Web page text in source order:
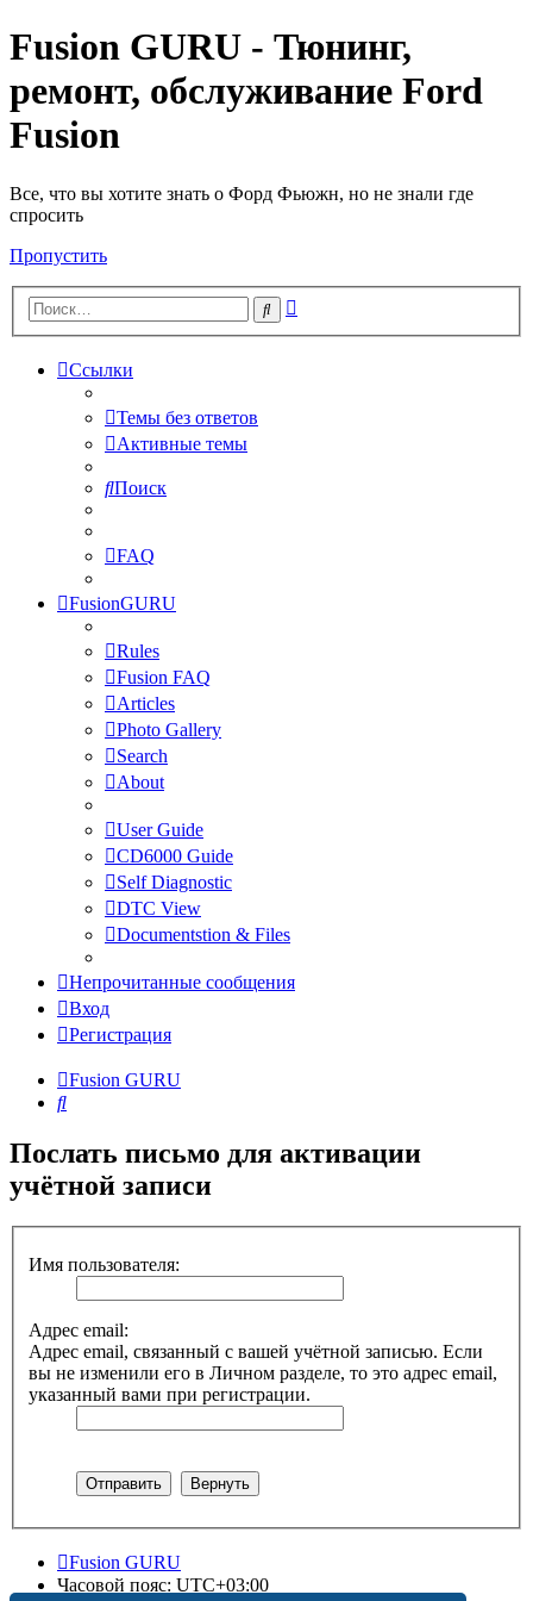
Fusion GURU - Тюнинг,
ремонт, обслуживание Ford
Fusion
Все, что вы хотите знать о Форд Фьюжн, но не знали где
спросить
Пропустить
Поиск
Ссылки
Темы без ответов
Активные темы
Поиск
FAQ
FusionGURU
Rules
Fusion FAQ
Articles
Photo Gallery
Search
About
User Guide
CD6000 Guide
Self Diagnostic
DTC View
Documentstion & Files
Непрочитанные сообщения
Вход
Регистрация
Fusion GURU
Поиск
Послать письмо для активации
учётной записи
Имя пользователя:
Адрес email:
Адрес email, связанный с вашей учётной записью. Если
вы не изменили его в Личном разделе, то это адрес email,
указанный вами при регистрации.
Fusion GURU
Часовой пояс: UTC+03:00